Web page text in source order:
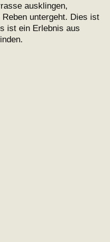
ausklingen,
untergeht. Dies ist
ist ein Erlebnis aus